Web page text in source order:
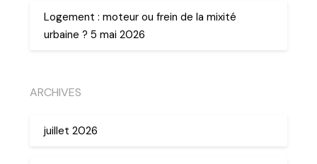
Logement : moteur ou frein de la mixité
urbaine ? 5 mai 2026
ARCHIVES
juillet 2026